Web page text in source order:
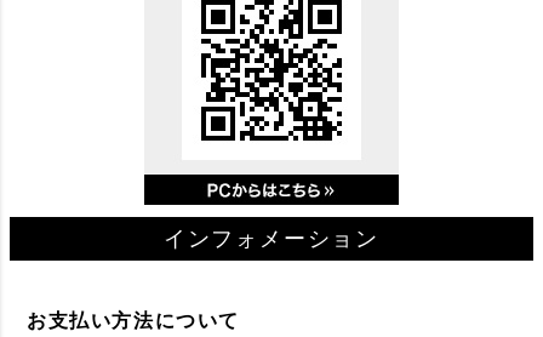
インフォメーション
お支払い方法について